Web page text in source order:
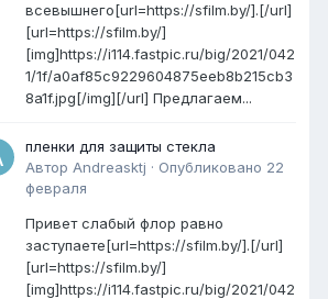
всевышнего[url=https://sfilm.by/].[/url]
[url=https://sfilm.by/]
[img]https://i114.fastpic.ru/big/2021/042
1/1f/a0af85c9229604875eeb8b215cb3
8a1f.jpg[/img][/url] Предлагаем...
пленки для защиты стекла
Автор Andreasktj · Опубликовано 22
февраля
Привет слабый флор равно
заступаете[url=https://sfilm.by/].[/url]
[url=https://sfilm.by/]
[img]https://i114.fastpic.ru/big/2021/042